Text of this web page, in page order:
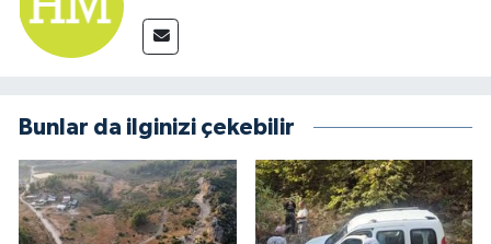
Bunlar da ilginizi çekebilir